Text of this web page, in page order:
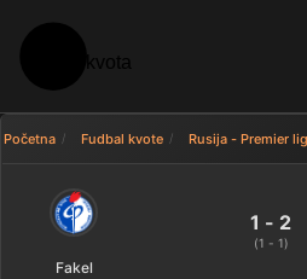
Početna Fudbal kvote Rusija - Premier
Fakel 1 - 2
Fakel
1 - 2
(1 - 1)